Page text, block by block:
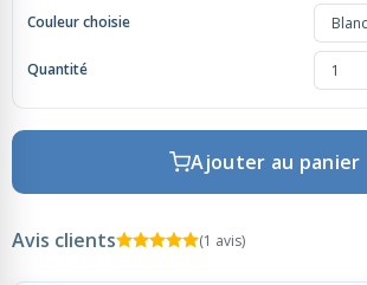
Rubans Tulle Organdi
Scrapbooking, Loisirs Créatifs
Couleur choisie
Quantité
Ajouter au panier
Avis clients (1 avis)